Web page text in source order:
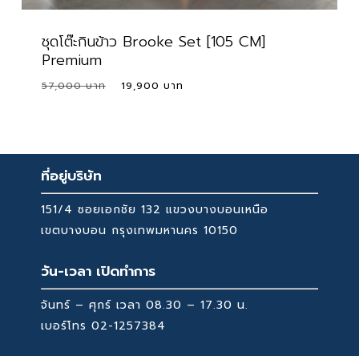
ชุดโต๊ะกินข้าว Brooke Set [105 CM]
Premium
57,000
Original
19,900
ที่อยู่บริษัท
151/4 ซอยเอกชัย 132 แขวงบางบอนเหนือ
เขตบางบอน กรุงเทพมหานคร 10150
วัน-เวลา เปิดทำการ
จันทร์ – ศุกร์ เวลา 08.30 – 17.30 น.
เบอร์โทร 02-1257384